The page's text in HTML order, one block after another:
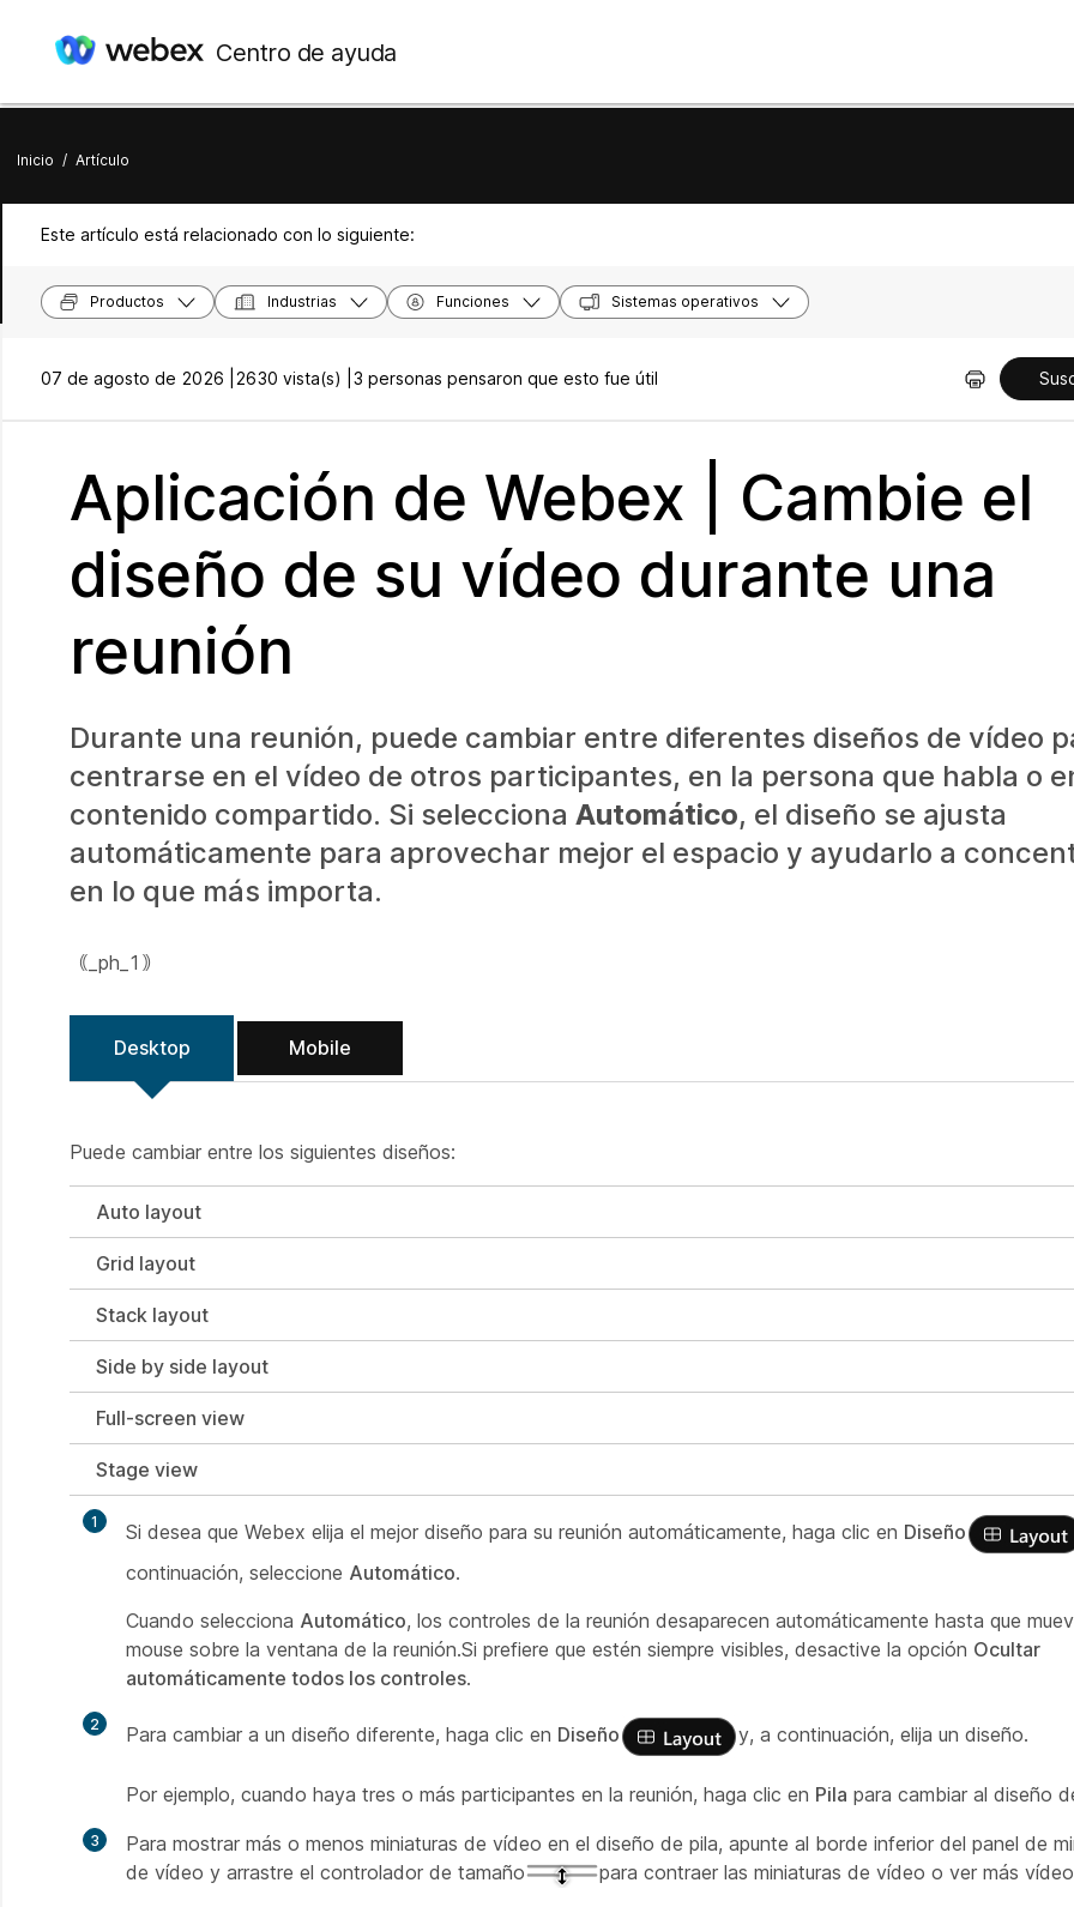
Centro de ayuda
Inicio / Artículo
Este artículo está relacionado con lo siguiente:
Productos Industrias Funciones Sistemas operativos
07 de agosto de 2026 | 2630 vista(s) | 3 personas pensaron que esto fue útil
Aplicación de Webex | Cambie el
diseño de su vídeo durante una
reunión
Durante una reunión, puede cambiar entre diferentes diseños de vídeo
centrarse en el vídeo de otros participantes, en la persona que habla o
contenido compartido. Si selecciona Automático, el diseño se ajusta
automáticamente para aprovechar mejor el espacio y ayudarlo a
en lo que más importa.
｟_ph_1｠
Desktop Mobile
Puede cambiar entre los siguientes diseños:
Auto layout
Grid layout
Stack layout
Side by side layout
Full-screen view
Stage view
1 Si desea que Webex elija el mejor diseño para su reunión automáticamente, haga clic en Diseño
continuación, seleccione Automático.
Cuando selecciona Automático, los controles de la reunión desaparecen automáticamente hasta que
mouse sobre la ventana de la reunión.Si prefiere que estén siempre visibles, desactive la opción Ocultar
automáticamente todos los controles.
2 Para cambiar a un diseño diferente, haga clic en Diseño y, a continuación, elija un diseño.
Por ejemplo, cuando haya tres o más participantes en la reunión, haga clic en Pila para cambiar al diseño
3
Para mostrar más o menos miniaturas de vídeo en el diseño de pila, apunte al borde inferior del panel de
de vídeo y arrastre el controlador de tamaño
para contraer las miniaturas de vídeo o ver más